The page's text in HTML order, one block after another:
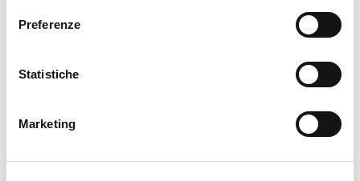
Preferenze
Statistiche
Marketing
Un consulente dedicato, competente e
informato sempre a tua disposizione. Pronto